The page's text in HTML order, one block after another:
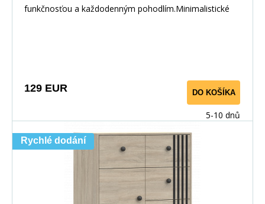
funkčnosťou a každodenným pohodlím.Minimalistické
129 EUR DO KOŠÍKA
5-10 dnů
Rychlé dodání